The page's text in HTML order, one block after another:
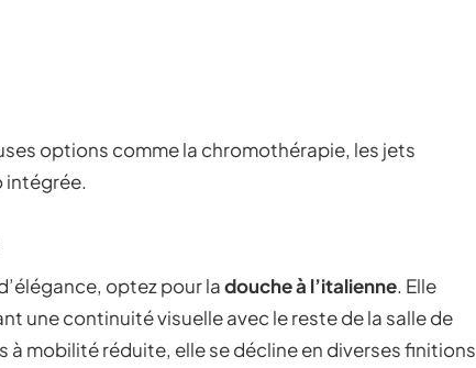
options comme la chromothérapie, les jets
intégrée.
optez pour ladouche à l’italienne. Elle
une continuité visuelle avec le reste de la salle de
à mobilité réduite, elle se décline en diverses finitions